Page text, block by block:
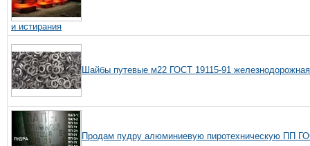
и истирания
Шайбы путевые м22 ГОСТ 19115-91 железнодорожная
Продам пудру алюминиевую пиротехническую ПП